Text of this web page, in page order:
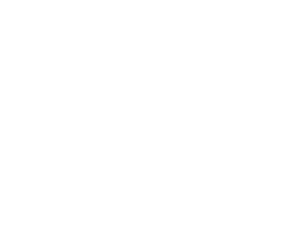
oficializam candidatura de